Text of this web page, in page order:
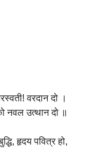
वरदान दो ।
नवल उत्थान दो ॥
हृदय पवित्र हो,